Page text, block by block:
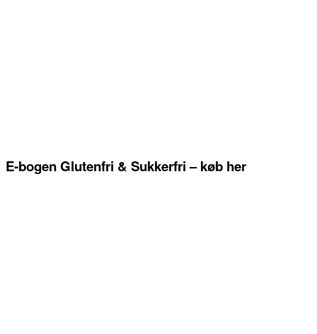
E-bogen Glutenfri & Sukkerfri – køb her